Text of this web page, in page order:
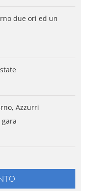
due ori ed un
Azzurri